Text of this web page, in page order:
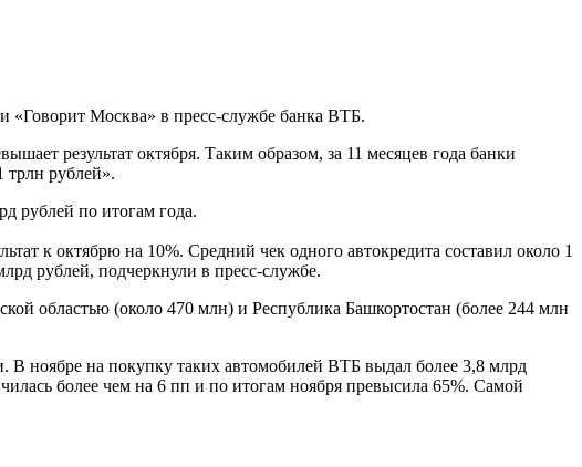
«Говорит Москва» в пресс-службе банка ВТБ.
результат октября. Таким образом, за 11 месяцев года банки
трлн рублей».
рублей по итогам года.
к октябрю на 10%. Средний чек одного автокредита составил около 1
рублей, подчеркнули в пресс-службе.
областью (около 470 млн) и Республика Башкортостан (более 244 млн
ноябре на покупку таких автомобилей ВТБ выдал более 3,8 млрд
более чем на 6 пп и по итогам ноября превысила 65%. Самой